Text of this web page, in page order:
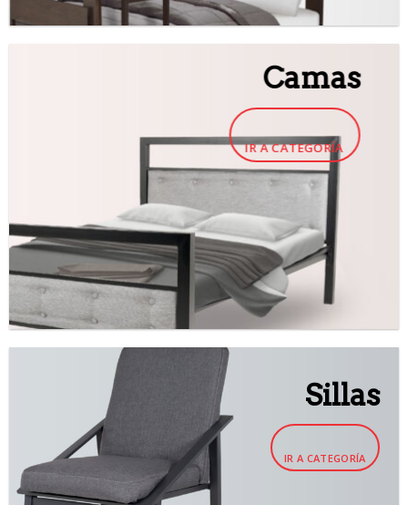
Camas
IR A CATEGORÍA
Sillas
IR A CATEGORÍA